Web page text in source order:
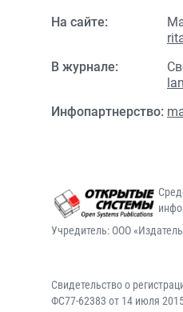
На сайте:
В журнале:
Инфопартнерство:
Учредитель: ООО
Свидетельство о
ФС77-62383 от 14 июля